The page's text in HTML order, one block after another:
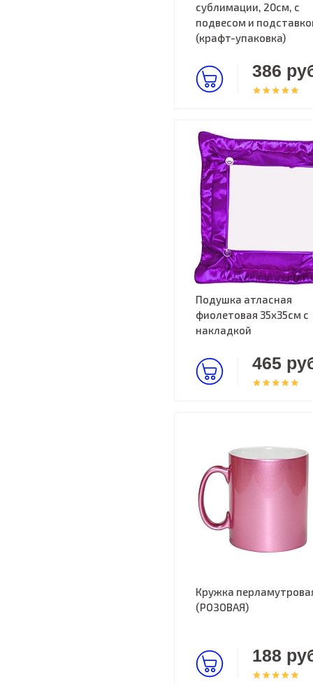
сублимации, 20см, с
подвесом и
(крафт-упаковка)
386
Подушка атласная
фиолетовая 35х35см c
накладкой
465
Кружка
(РОЗОВАЯ)
188